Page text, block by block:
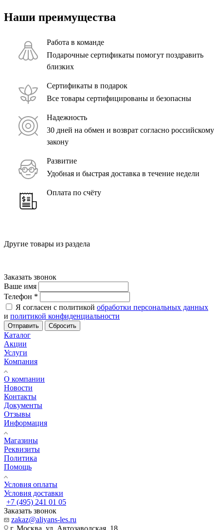
Наши преимущества
Работа в команде
Подарочные сертификаты помогут поздравить
близких
Сертификаты в подарок
Все товары сертифицированы и безопасны
Надежность
30 дней на обмен и возврат согласно российскому
закону
Развитие
Удобная и быстрая доставка в течение недели
Оплата по счёту
Другие товары из раздела
Заказать звонок
Ваше имя
Телефон *
Я согласен с политикой обработки персональных данных
и политикой конфиденциальности
Отправить Сбросить
Каталог
Акции
Услуги
Компания
О компании
Новости
Контакты
Документы
Отзывы
Информация
Магазины
Реквизиты
Политика
Помощь
Условия оплаты
Условия доставки
+7 (495) 241 01 05
Заказать звонок
zakaz@aliyans-les.ru
г. Москва, ул. Автозаводская, 18